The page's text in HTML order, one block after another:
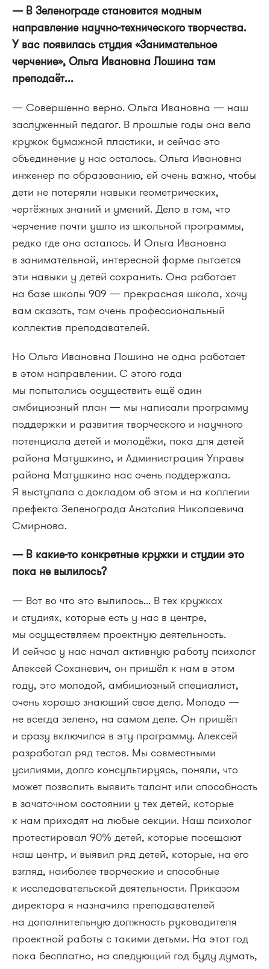
— В Зеленограде становится модным
направление научно-технического творчества.
У вас появилась студия «Занимательное
черчение», Ольга Ивановна Лошина там
преподаёт...
— Совершенно верно. Ольга Ивановна — наш
заслуженный педагог. В прошлые годы она вела
кружок бумажной пластики, и сейчас это
объединение у нас осталось. Ольга Ивановна
инженер по образованию, ей очень важно, чтобы
дети не потеряли навыки геометрических,
чертёжных знаний и умений. Дело в том, что
черчение почти ушло из школьной программы,
редко где оно осталось. И Ольга Ивановна
в занимательной, интересной форме пытается
эти навыки у детей сохранить. Она работает
на базе школы 909 — прекрасная школа, хочу
вам сказать, там очень профессиональный
коллектив преподавателей.
Но Ольга Ивановна Лошина не одна работает
в этом направлении. С этого года
мы попытались осуществить ещё один
амбициозный план — мы написали программу
поддержки и развития творческого и научного
потенциала детей и молодёжи, пока для детей
района Матушкино, и Администрация Управы
района Матушкино нас очень поддержала.
Я выступала с докладом об этом и на коллегии
префекта Зеленограда Анатолия Николаевича
Смирнова.
— В какие-то конкретные кружки и студии это
пока не вылилось?
— Вот во что это вылилось... В тех кружках
и студиях, которые есть у нас в центре,
мы осуществляем проектную деятельность.
И сейчас у нас начал активную работу психолог
Алексей Соханевич, он пришёл к нам в этом
году, это молодой, амбициозный специалист,
очень хорошо знающий свое дело. Молодо —
не всегда зелено, на самом деле. Он пришёл
и сразу включился в эту программу. Алексей
разработал ряд тестов. Мы совместными
усилиями, долго консультируясь, поняли, что
может позволить выявить талант или способность
в зачаточном состоянии у тех детей, которые
к нам приходят на любые секции. Наш психолог
протестировал 90% детей, которые посещают
наш центр, и выявил ряд детей, которые, на его
взгляд, наиболее творческие и способные
к исследовательской деятельности. Приказом
директора я назначила преподавателей
на дополнительную должность руководителя
проектной работы с такими детьми. На этот год
пока бесплатно, на следующий год буду думать,